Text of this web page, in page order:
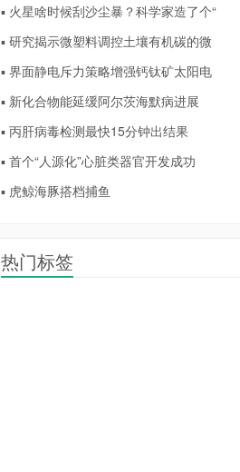
▪ 火星啥时候刮沙尘暴？科学家造了个“
▪ 研究揭示微塑料调控土壤有机碳的微
▪ 界面静电斥力策略增强钙钛矿太阳电
▪ 新化合物能延缓阿尔茨海默病进展
▪ 丙肝病毒检测最快15分钟出结果
▪ 首个“人源化”心脏类器官开发成功
▪ 虎鲸海豚搭档捕鱼
热门标签